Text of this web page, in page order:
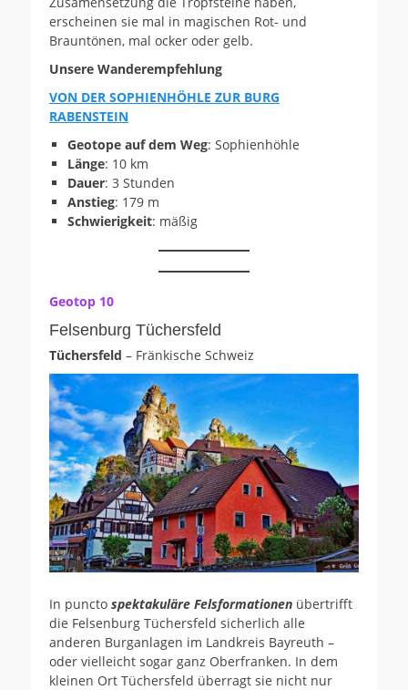
erscheinen sie mal in magischen Rot- und
Brauntönen, mal ocker oder gelb.
Unsere Wanderempfehlung
VON DER SOPHIENHÖHLE ZUR BURG
RABENSTEIN
Geotope auf dem Weg: Sophienhöhle
Länge: 10 km
Dauer: 3 Stunden
Anstieg: 179 m
Schwierigkeit: mäßig
Geotop 10
Felsenburg Tüchersfeld
Tüchersfeld – Fränkische Schweiz
In puncto spektakuläre Felsformationen übertrifft
die Felsenburg Tüchersfeld sicherlich alle
anderen Burganlagen im Landkreis Bayreuth –
oder vielleicht sogar ganz Oberfranken. In dem
kleinen Ort Tüchersfeld überragt sie nicht nur